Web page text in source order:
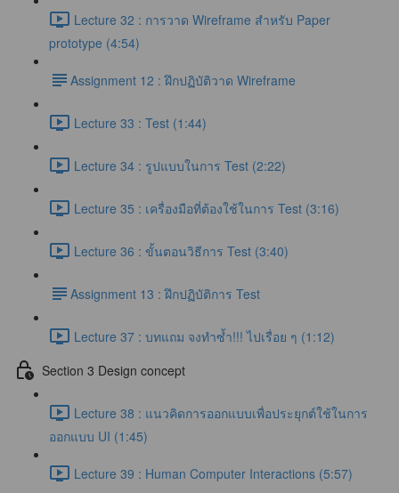
Lecture 32 : การวาด Wireframe สำหรับ Paper
prototype (4:54)
​Assignment 12 : ฝึกปฏิบัติวาด Wireframe
Lecture 33 : Test (1:44)
Lecture 34 : รูปแบบในการ Test (2:22)
Lecture 35 : เครื่องมือที่ต้องใช้ในการ Test (3:16)
Lecture 36 : ขั้นตอนวิธีการ Test (3:40)
​Assignment 13 : ฝึกปฏิบัติการ Test
Lecture 37 : บทแถม จงทำซ้ำ!!! ไปเรื่อย ๆ (1:12)
Section 3 Design concept
Lecture 38 : แนวคิดการออกแบบเพื่อประยุกต์ใช้ในการ
ออกแบบ UI (1:45)
Lecture 39 : Human Computer Interactions (5:57)